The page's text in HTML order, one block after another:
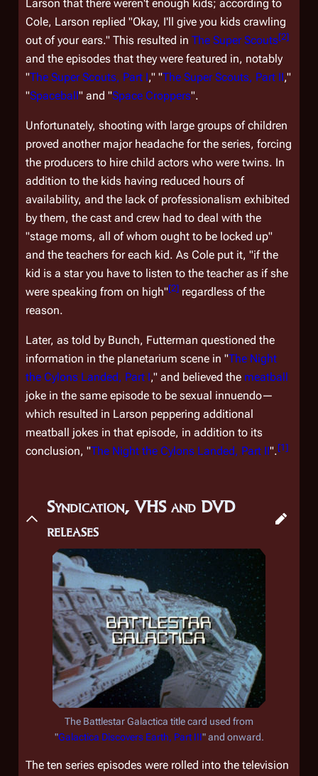
Larson that there weren't enough kids; according to
Cole, Larson replied "Okay, I'll give you kids crawling
out of your ears." This resulted in The Super Scouts[2]
and the episodes that they were featured in, notably
"The Super Scouts, Part I," "The Super Scouts, Part II,"
"Spaceball" and "Space Croppers".
Unfortunately, shooting with large groups of children
proved another major headache for the series, forcing
the producers to hire child actors who were twins. In
addition to the kids having reduced hours of
availability, and the lack of professionalism exhibited
by them, the cast and crew had to deal with the
"stage moms, all of whom ought to be locked up"
and the teachers for each kid. As Cole put it, "if the
kid is a star you have to listen to the teacher as if she
were speaking from on high"[2] regardless of the
reason.
Later, as told by Bunch, Futterman questioned the
information in the planetarium scene in "The Night
the Cylons Landed, Part I," and believed the meatball
joke in the same episode to be sexual innuendo—
which resulted in Larson peppering additional
meatball jokes in that episode, in addition to its
conclusion, "The Night the Cylons Landed, Part II".[1]
Syndication, VHS and DVD
releases
The Battlestar Galactica title card used from
"Galactica Discovers Earth, Part III" and onward.
The ten series episodes were rolled into the television